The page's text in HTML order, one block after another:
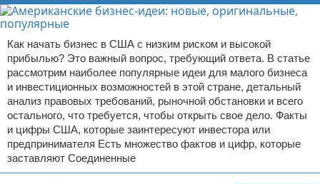
Как начать бизнес в США с низким риском и высокой
прибылью? Это важный вопрос, требующий ответа. В статье
рассмотрим наиболее популярные идеи для малого бизнеса
и инвестиционных возможностей в этой стране, детальный
анализ правовых требований, рыночной обстановки и всего
остального, что требуется, чтобы открыть свое дело. Факты
и цифры США, которые заинтересуют инвестора или
предпринимателя Есть множество фактов и цифр, которые
заставляют Соединенные